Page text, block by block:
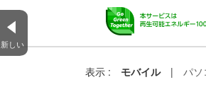
新しい
表示 : モバイル |
パソ